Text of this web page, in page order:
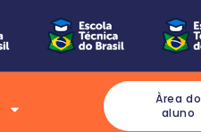
Àrea do
aluno